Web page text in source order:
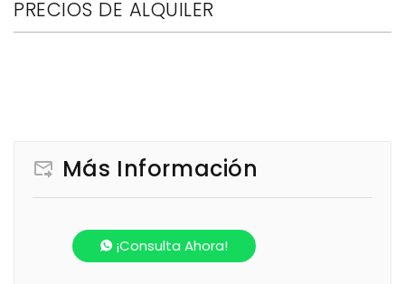
PRECIOS DE ALQUILER
Más Información
¡Consulta Ahora!